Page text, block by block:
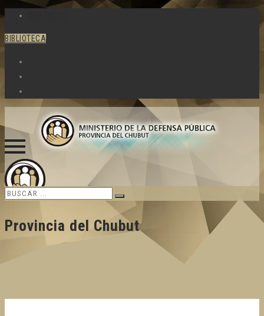
BIBLIOTECA
Provincia del Chubut
Skip
content